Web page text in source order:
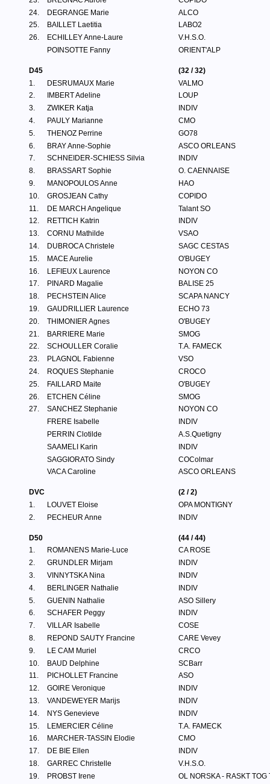
24.
DEGRANGE Marie
ALCO
25.
BAILLET Laetitia
LABO2
26.
ECHILLEY Anne-Laure
V.H.S.O.
POINSOTTE Fanny
ORIENT'ALP
D45
(32 / 32)
1.
DESRUMAUX Marie
VALMO
2.
IMBERT Adeline
LOUP
3.
ZWIKER Katja
INDIV
4.
PAULY Marianne
CMO
5.
THENOZ Perrine
GO78
6.
BRAY Anne-Sophie
ASCO ORLEANS
7.
SCHNEIDER-SCHIESS Silvia
INDIV
8.
BRASSART Sophie
O. CAENNAISE
9.
MANOPOULOS Anne
HAO
10.
GROSJEAN Cathy
COPIDO
11.
DE MARCH Angelique
Talant SO
12.
RETTICH Katrin
INDIV
13.
CORNU Mathilde
VSAO
14.
DUBROCA Christele
SAGC CESTAS
15.
MACE Aurelie
O'BUGEY
16.
LEFIEUX Laurence
NOYON CO
17.
PINARD Magalie
BALISE 25
18.
PECHSTEIN Alice
SCAPA NANCY
19.
GAUDRILLIER Laurence
ECHO 73
20.
THIMONIER Agnes
O'BUGEY
21.
BARRIERE Marie
SMOG
22.
SCHOULLER Coralie
T.A. FAMECK
23.
PLAGNOL Fabienne
VSO
24.
ROQUES Stephanie
CROCO
25.
FAILLARD Maite
O'BUGEY
26.
ETCHEN Céline
SMOG
27.
SANCHEZ Stephanie
NOYON CO
FRERE Isabelle
INDIV
PERRIN Clotilde
A.S.Quetigny
SAAMELI Karin
INDIV
SAGGIORATO Sindy
COColmar
VACA Caroline
ASCO ORLEANS
DVC
(2 / 2)
1.
LOUVET Eloise
OPA MONTIGNY
2.
PECHEUR Anne INDIV
D50
(44 / 44)
1.
ROMANENS Marie-Luce
CA ROSE
2.
GRUNDLER Mirjam
INDIV
3.
VINNYTSKA Nina
INDIV
4.
BERLINGER Nathalie
INDIV
5.
GUENIN Nathalie
ASO Sillery
6.
SCHAFER Peggy
INDIV
7.
VILLAR Isabelle
COSE
8.
REPOND SAUTY Francine
CARE Vevey
9.
LE CAM Muriel
CRCO
10.
BAUD Delphine
SCBarr
11.
PICHOLLET Francine
ASO
12.
GOIRE Veronique
INDIV
13.
VANDEWEYER Marijs
INDIV
14.
NYS Genevieve
INDIV
15.
LEMERCIER Céline
T.A. FAMECK
16.
MARCHER-TASSIN Elodie
CMO
17.
DE BIE Ellen
INDIV
18.
GARREC Christelle
V.H.S.O.
19.
PROBST Irene
OL NORSKA - RASKT TOG